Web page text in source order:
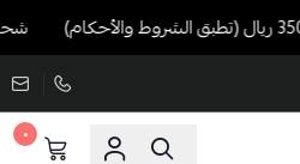
شحن
٠